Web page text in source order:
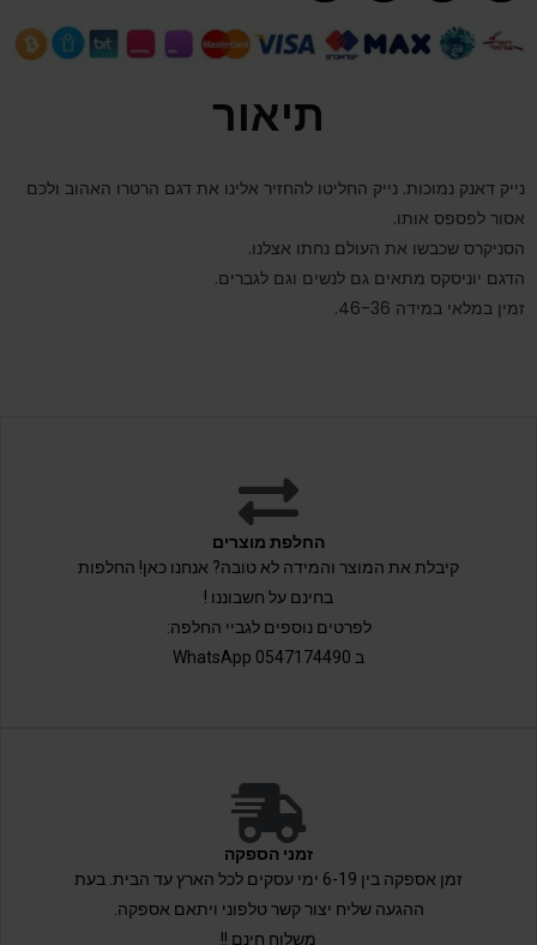
תיאור
נייק דאנק נמוכות. נייק החליטו להחזיר אלינו את דגם הרטרו האהוב ולכם
אסור לפספס אותו.
הסניקרס שכבשו את העולם נחתו אצלנו.
הדגם יוניסקס מתאים גם לנשים וגם לגברים.
זמין במלאי במידה 46-36.
החלפת מוצרים
קיבלת את המוצר והמידה לא טובה? אנחנו כאן! החלפות
בחינם על חשבוננו !
לפרטים נוספים לגביי החלפה:
ב 0547174490 WhatsApp
זמני הספקה
זמן אספקה בין 6-19 ימי עסקים לכל הארץ עד הבית. בעת
ההגעה שליח יצור קשר טלפוני ויתאם אספקה.
משלוח חינם !!